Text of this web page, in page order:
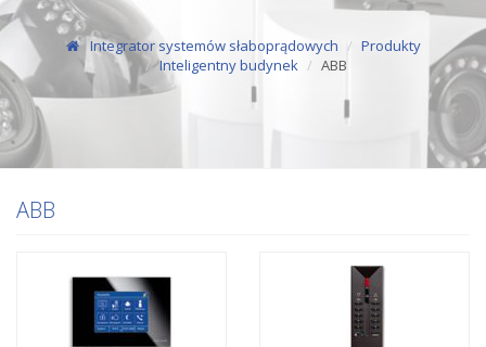
Integrator systemów słaboprądowych
Produkty
Inteligentny budynek
ABB
ABB